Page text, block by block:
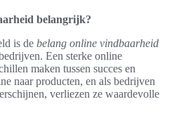
belangrijk?
is de belang online vindbaarheid
Een sterke online
maken tussen succes en
naar producten, en als bedrijven
verliezen ze waardevolle